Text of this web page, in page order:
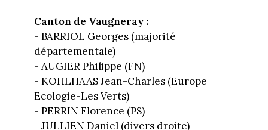
Canton de Vaugneray :
- BARRIOL Georges (majorité
départementale)
- AUGIER Philippe (FN)
- KOHLHAAS Jean-Charles (Europe
Ecologie-Les Verts)
- PERRIN Florence (PS)
- JULLIEN Daniel (divers droite)